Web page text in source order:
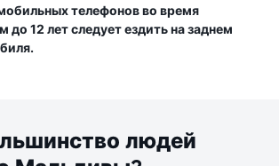
телефонов во время
до 12 лет следует ездить на заднем
людей